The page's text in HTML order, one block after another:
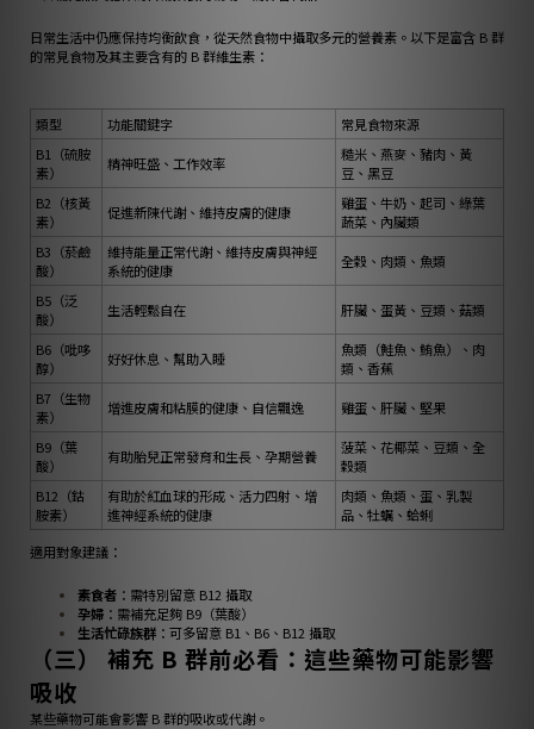
日常生活中仍應保持均衡飲食，從天然食物中攝取多元的營養素。以下是富含 B 群
的常見食物及其主要含有的 B 群維生素：
類型 功能關鍵字
常見食物來源
B1（硫胺
素）
精神旺盛、工作效率
糙米、燕麥、豬肉、黃
豆、黑豆
B2（核黃
素）
促進新陳代謝、維持皮膚的健康
雞蛋、牛奶、起司、綠葉
蔬菜、內臟類
B3（菸鹼
酸）
維持能量正常代謝、維持皮膚與神經
系統的健康
全穀、肉類、魚類
B5（泛
酸）
生活輕鬆自在 肝臟、蛋黃、豆類、菇類
B6（吡哆
醇）
好好休息、幫助入睡
魚類（鮭魚、鮪魚）、肉
類、香蕉
B7（生物
素）
增進皮膚和粘膜的健康、自信飄逸 雞蛋、肝臟、堅果
B9（葉
酸）
有助胎兒正常發育和生長、孕期營養
菠菜、花椰菜、豆類、全
穀類
B12（鈷
胺素）
有助於紅血球的形成、活力四射、增
進神經系統的健康
肉類、魚類、蛋、乳製
品、牡蠣、蛤蜊
適用對象建議：
素食者 ：需特別留意 B12 攝取
孕婦 ：需補充足夠 B9（葉酸）
生活忙碌族群 ：可多留意 B1、B6、B12 攝取
（三） 補充 B 群前必看：這些藥物可能影響
吸收
某些藥物可能會影響 B 群的吸收或代謝。